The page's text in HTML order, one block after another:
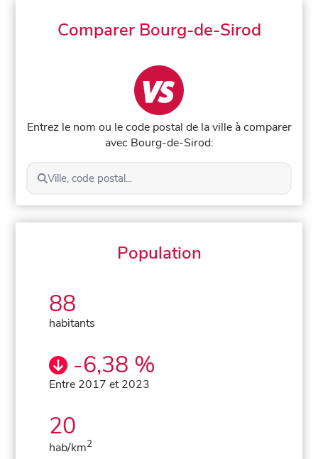
Comparer Bourg-de-Sirod
Entrez le nom ou le code postal de la ville à comparer
avec Bourg-de-Sirod:
Ville, code postal...
Population
88
habitants
-6,38 %
Entre 2017 et 2023
20
hab/km2